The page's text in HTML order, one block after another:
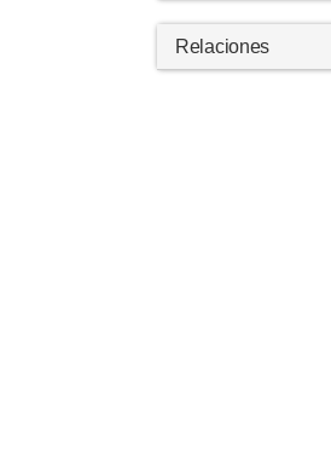
Relaciones